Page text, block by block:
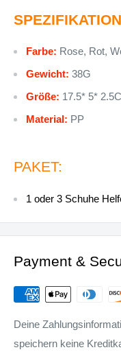
Farbe: Rose, Rot,
Gewicht: 38G
Größe: 17.5* 5*
Material: PP
PAKET:
1 oder 3 Schuhe
Payment &
Deine
speichern keine